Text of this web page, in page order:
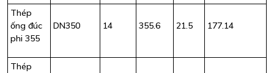
Thép
ống đúc
phi 355
DN350 14 355.6 21.5 177.14
Thép